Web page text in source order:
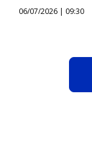
06/07/2026 | 09:30